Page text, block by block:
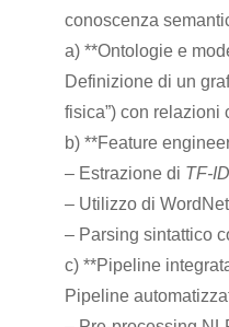
conoscenza
a) **Ontologie e
Definizione di un
fisica”) con relazioni
b) **Feature
– Estrazione di TF-
– Utilizzo di
– Parsing sintattico
c) **Pipeline
Pipeline